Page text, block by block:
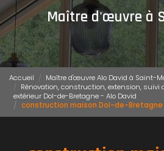
Maître d'œuvre à
Accueil
Maître d'œuvre Alo David à Saint-
Rénovation, construction, extension,
extérieur Dol-de-Bretagne - Alo David
construction maison Dol-de-Bretagne